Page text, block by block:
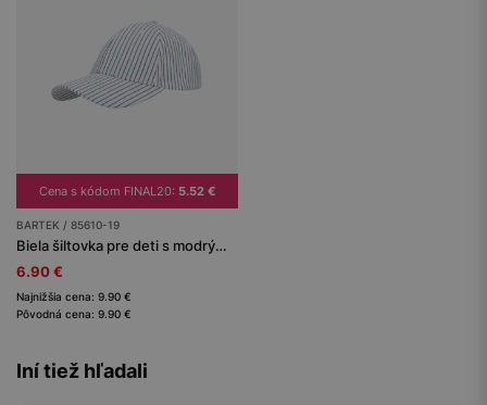
Cena s kódom FINAL20: 5.52 €
BARTEK / 85610-19
Biela šiltovka pre deti s modrými prúžkami BARTEK 85610-19
6.90 €
Najnižšia cena: 9.90 €
Pôvodná cena: 9.90 €
Iní tiež hľadali